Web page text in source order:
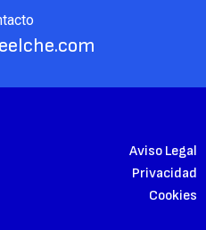
Aviso Legal
Privacidad
Cookies